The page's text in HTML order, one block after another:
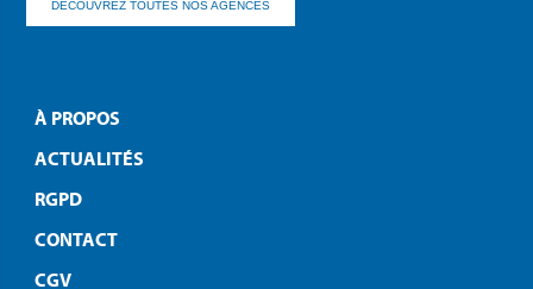
DÉCOUVREZ TOUTES NOS AGENCES
À PROPOS
ACTUALITÉS
RGPD
CONTACT
CGV